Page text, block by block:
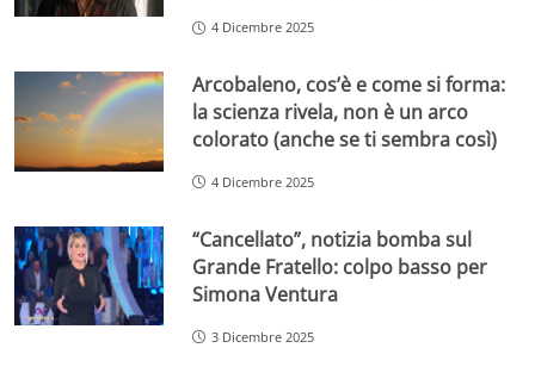
4 Dicembre 2025
Arcobaleno, cos’è e come si forma:
la scienza rivela, non è un arco
colorato (anche se ti sembra così)
4 Dicembre 2025
“Cancellato”, notizia bomba sul
Grande Fratello: colpo basso per
Simona Ventura
3 Dicembre 2025